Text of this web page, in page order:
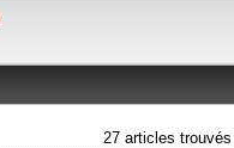
27 articles trouvés